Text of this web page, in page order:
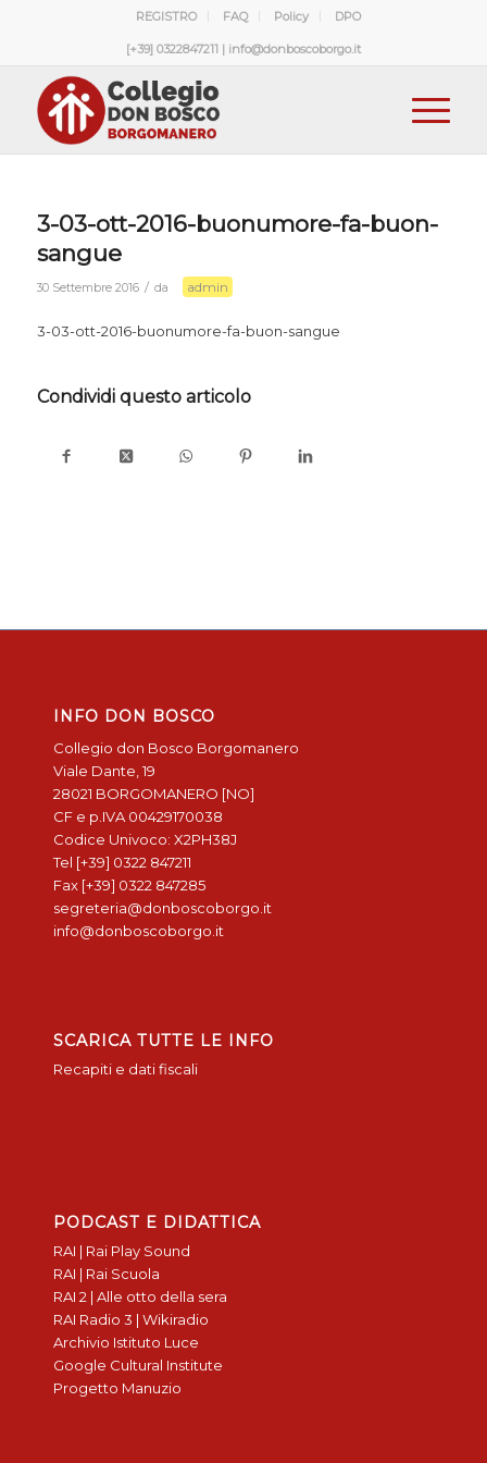
REGISTRO FAQ Policy DPO
[+39] 0322847211 | info@donboscoborgo.it
3-03-ott-2016-buonumore-fa-buon-
sangue
30 Settembre 2016 / da admin
3-03-ott-2016-buonumore-fa-buon-sangue
Condividi questo articolo
INFO DON BOSCO
Collegio don Bosco Borgomanero
Viale Dante, 19
28021 BORGOMANERO [NO]
CF e p.IVA 00429170038
Codice Univoco: X2PH38J
Tel [+39] 0322 847211
Fax [+39] 0322 847285
segreteria@donboscoborgo.it
info@donboscoborgo.it
SCARICA TUTTE LE INFO
Recapiti e dati fiscali
PODCAST E DIDATTICA
RAI | Rai Play Sound
RAI | Rai Scuola
RAI 2 | Alle otto della sera
RAI Radio 3 | Wikiradio
Archivio Istituto Luce
Google Cultural Institute
Progetto Manuzio